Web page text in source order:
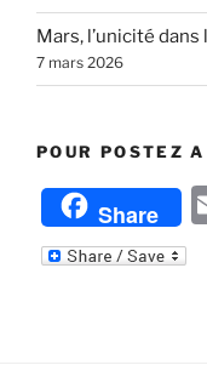
Mars, l’unicité
7 mars 2026
POUR POSTEZ
Share